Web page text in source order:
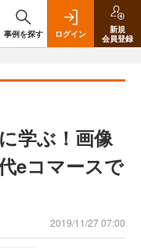
事例を探す ログイン
新規
会員登録
学ぶ！画像
eコマースで
2019/11/27 07:00